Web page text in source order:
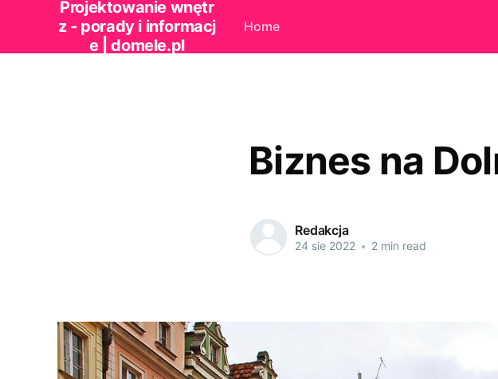
Projektowanie wnętr
z - porady i informacj
e | domele.pl
Home
Biznes na
Redakcja
24 sie 2022 • 2 min read